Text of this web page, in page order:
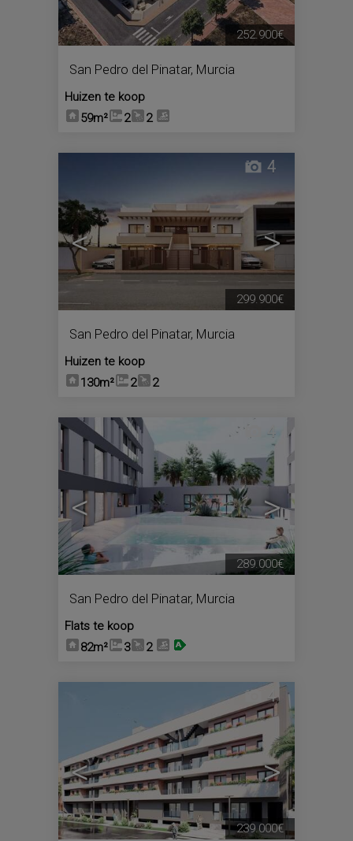
San Pedro del Pinatar, Murcia
Huizen te koop
59m²
2 2
252.900€
< >
4
San Pedro del Pinatar, Murcia
Huizen te koop
130m²
2 2
299.900€
< >
4
San Pedro del Pinatar, Murcia
Flats te koop
82m²
3 2
289.000€
< >
4
239.000€